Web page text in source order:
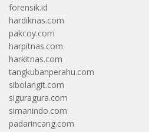
forensik.id
hardiknas.com
pakcoy.com
harpitnas.com
harkitnas.com
tangkubanperahu.com
sibolangit.com
siguragura.com
simanindo.com
padarincang.com